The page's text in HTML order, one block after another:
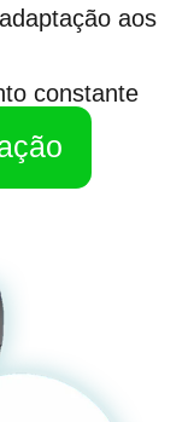
aos
constante